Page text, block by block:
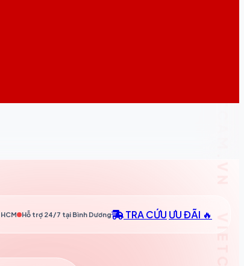
HCM Hỗ trợ 24/7 tại Bình Dương TRA CỨU ƯU ĐÃI 🔥